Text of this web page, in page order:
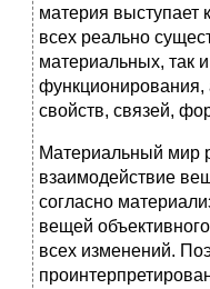
материя выступает
всех реально
материальных, так
функционирования,
свойств, связей,
Материальный мир
взаимодействие
согласно
вещей
всех изменений.